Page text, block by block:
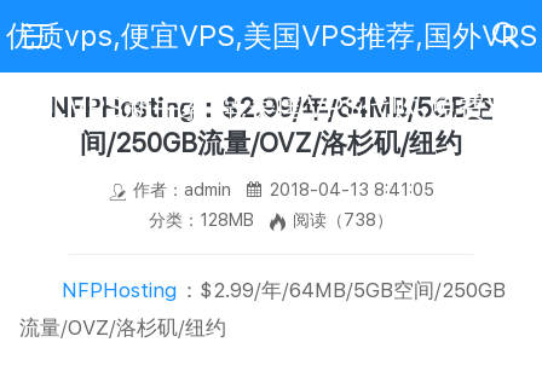
优质vps,便宜VPS,美国VPS推荐,国外VPS
评测,VPS新手教程,美国VPS代购,免费VPS
NFPHosting：$2.99/年/64MB/5GB空
间/250GB流量/OVZ/洛杉矶/纽约
作者：admin
2018-04-13 8:41:05
分类：128MB
阅读（738）
NFPHosting ：$2.99/年/64MB/5GB空间/250GB
流量/OVZ/洛杉矶/纽约